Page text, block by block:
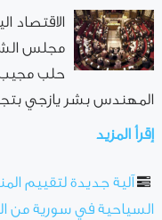
مجلس
حلب مجيب
المهندس بشر يازجي
إقرأ المزيد
آلية جديدة لتقييم
السياحية في سورية من